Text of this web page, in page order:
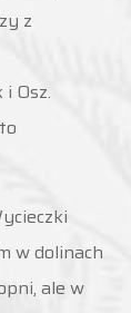
z
Osz.
w dolinach
ale w